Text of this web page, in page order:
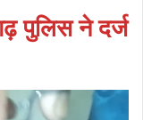
पुलिस ने दर्ज